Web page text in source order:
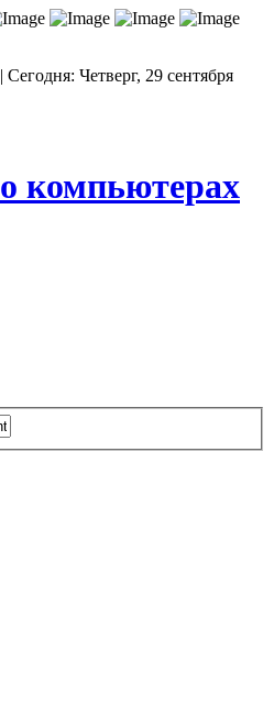
Четверг, 29 сентября